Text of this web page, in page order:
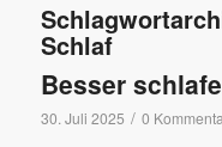
Schlaf
Besser
30. Juli 2025 / 0